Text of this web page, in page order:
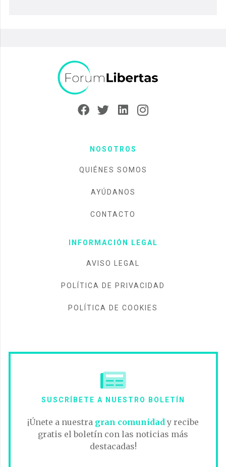
NOSOTROS
QUIÉNES SOMOS
AYÚDANOS
CONTACTO
INFORMACIÓN LEGAL
AVISO LEGAL
POLÍTICA DE PRIVACIDAD
POLÍTICA DE COOKIES
SUSCRÍBETE A NUESTRO BOLETÍN
¡Únete a nuestra gran comunidad y recibe
gratis el boletín con las noticias más
destacadas!